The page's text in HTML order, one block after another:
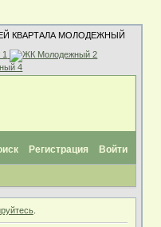
КВАРТАЛА МОЛОДЕЖНЫЙ
Регистрация Войти
.